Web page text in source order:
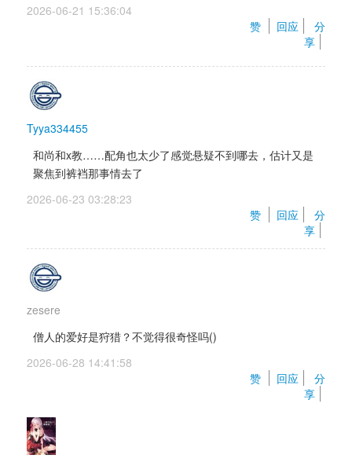
2026-06-21 15:36:04
赞
回应
分
享
Tyya334455
和尚和x教……配角也太少了感觉悬疑不到哪去，估计又是
聚焦到裤裆那事情去了
2026-06-23 03:28:23
赞
回应
分
享
zesere
僧人的爱好是狩猎？不觉得很奇怪吗()
2026-06-28 14:41:58
赞
回应
分
享